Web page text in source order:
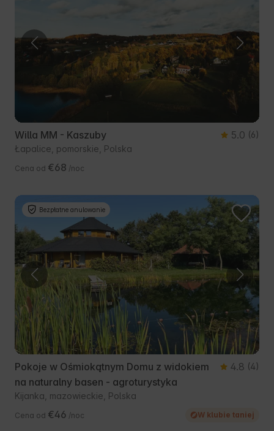
Willa MM - Kaszuby 5.0 (6)
Łapalice, pomorskie, Polska
Cena od €68 /noc
Bezpłatne anulowanie
Pokoje w Ośmiokątnym Domu z widokiem
na naturalny basen - agroturystyka
4.8 (4)
Kijanka, mazowieckie, Polska
Cena od €46 /noc W klubie taniej